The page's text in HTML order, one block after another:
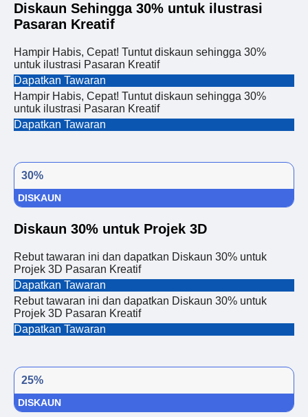
Diskaun Sehingga 30% untuk ilustrasi
Pasaran Kreatif
Hampir Habis, Cepat! Tuntut diskaun sehingga 30%
untuk ilustrasi Pasaran Kreatif
Dapatkan Tawaran
Hampir Habis, Cepat! Tuntut diskaun sehingga 30%
untuk ilustrasi Pasaran Kreatif
Dapatkan Tawaran
30%
DISKAUN
Diskaun 30% untuk Projek 3D
Rebut tawaran ini dan dapatkan Diskaun 30% untuk
Projek 3D Pasaran Kreatif
Dapatkan Tawaran
Rebut tawaran ini dan dapatkan Diskaun 30% untuk
Projek 3D Pasaran Kreatif
Dapatkan Tawaran
25%
DISKAUN